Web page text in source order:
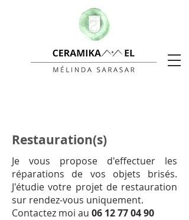
Restauration(s)
Je vous propose d'effectuer les
réparations de vos objets brisés.
J'étudie votre projet de restauration
sur rendez-vous uniquement.
Contactez moi au 06 12 77 04 90